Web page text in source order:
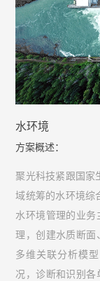
水环境
方案概述：
聚光科技紧跟国家
域统筹的水环境综
水环境管理的业务
理，创建水质断面
多维关联分析模
况，诊断和识别各